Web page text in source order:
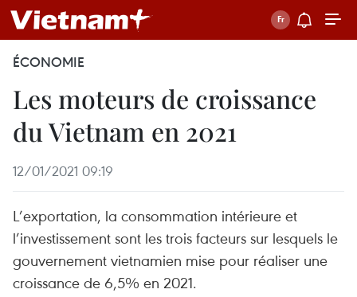
ÉCONOMIE
Les moteurs de croissance
du Vietnam en 2021
12/01/2021 09:19
L’exportation, la consommation intérieure et
l’investissement sont les trois facteurs sur lesquels le
gouvernement vietnamien mise pour réaliser une
croissance de 6,5% en 2021.